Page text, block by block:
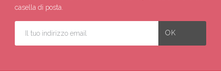
casella di posta.